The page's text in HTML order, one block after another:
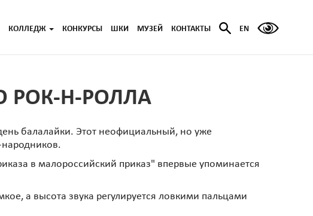
КОЛЛЕДЖ КОНКУРСЫ ШКИ МУЗЕЙ КОНТАКТЫ EN
РОК-Н-РОЛЛА
балалайки. Этот неофициальный, но уже
в малороссийский приказ" впервые упоминается
а высота звука регулируется ловкими пальцами